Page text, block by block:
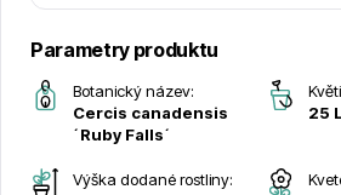
Substráty, hnojiva, kůra
Parametry produktu
Botanický název:
Cercis canadensis
´Ruby Falls´
25 L
Výška dodané rostliny: